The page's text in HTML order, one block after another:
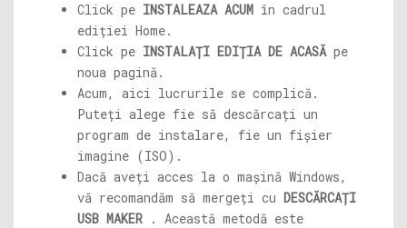
Click pe INSTALEAZA ACUM în cadrul
ediției Home.
Click pe INSTALAȚI EDIȚIA DE ACASĂ pe
noua pagină.
Acum, aici lucrurile se complică.
Puteți alege fie să descărcați un
program de instalare, fie un fișier
imagine (ISO).
Dacă aveți acces la o mașină Windows,
vă recomandăm să mergeți cu DESCĂRCAȚI
USB MAKER . Această metodă este